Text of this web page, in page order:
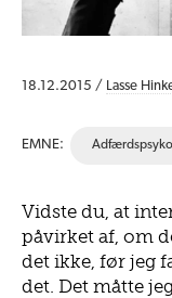
18.12.2015 / Lasse
EMNE:
Vidste du, at
påvirket af, om
det ikke, før jeg
det. Det måtte